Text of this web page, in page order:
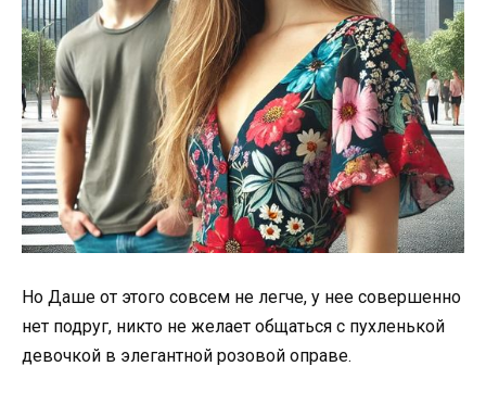
Но Даше от этого совсем не легче, у нее совершенно
нет подруг, никто не желает общаться с пухленькой
девочкой в элегантной розовой оправе.